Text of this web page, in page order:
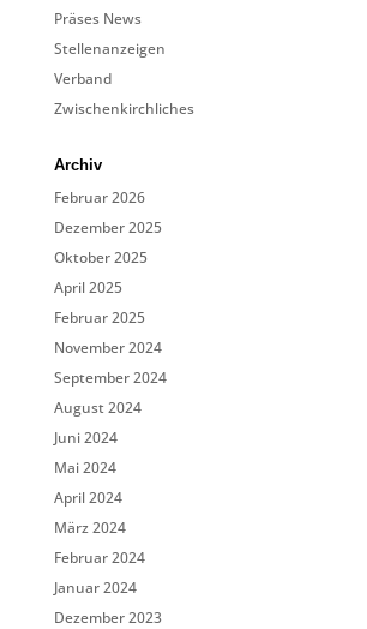
Präses News
Stellenanzeigen
Verband
Zwischenkirchliches
Archiv
Februar 2026
Dezember 2025
Oktober 2025
April 2025
Februar 2025
November 2024
September 2024
August 2024
Juni 2024
Mai 2024
April 2024
März 2024
Februar 2024
Januar 2024
Dezember 2023